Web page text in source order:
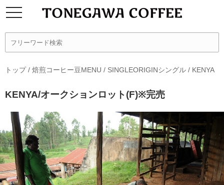
トップ/ 焙煎コーヒー豆MENU / SINGLEORIGINシングル / KENYA
KENYA/オークションロット(F)※完売